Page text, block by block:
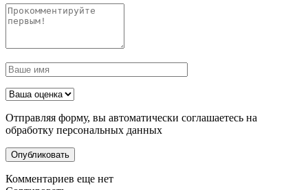
Отправляя форму, вы автоматически соглашаетесь на
обработку персональных данных
Комментариев еще нет